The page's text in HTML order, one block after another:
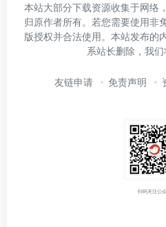
本站大部分下载资源收集于网络
归原作者所有。若您需要使用非
版授权并合法使用。本站发布的
系站长删除，我们
友链申请 免责声明
扫码关注公